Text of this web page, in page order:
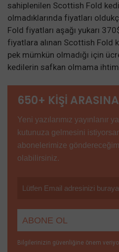
sahiplenilen Scottish Fold
olmadıklarında fiyatları
Fold fiyatları aşağı yukarı
fiyatlara alınan Scottish Fold
pek mümkün olmadığı için
kedilerin safkan olmama
650+ KİŞİ
Yeni yazılarımız yayınlanır
kutunuza gelmesini
abonelerimize
olabilirsiniz.
Bilgilerinizin güvenliğine önem